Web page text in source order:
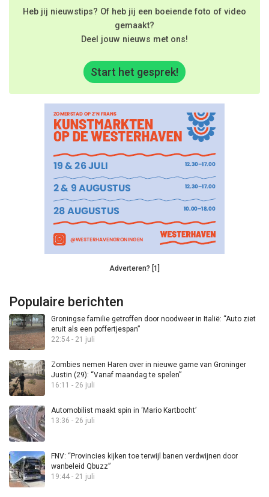
Heb jij nieuwstips? Of heb jij een boeiende foto of video
gemaakt?
Deel jouw nieuws met ons!
Start het gesprek!
Adverteren? [1]
Populaire berichten
Groningse familie getroffen door noodweer in Italië: “Auto ziet
eruit als een poffertjespan”
22:54 - 21 juli
Zombies nemen Haren over in nieuwe game van Groninger
Justin (29): “Vanaf maandag te spelen”
16:11 - 26 juli
Automobilist maakt spin in ‘Mario Kartbocht’
13:36 - 26 juli
FNV: “Provincies kijken toe terwijl banen verdwijnen door
wanbeleid Qbuzz”
19:44 - 21 juli